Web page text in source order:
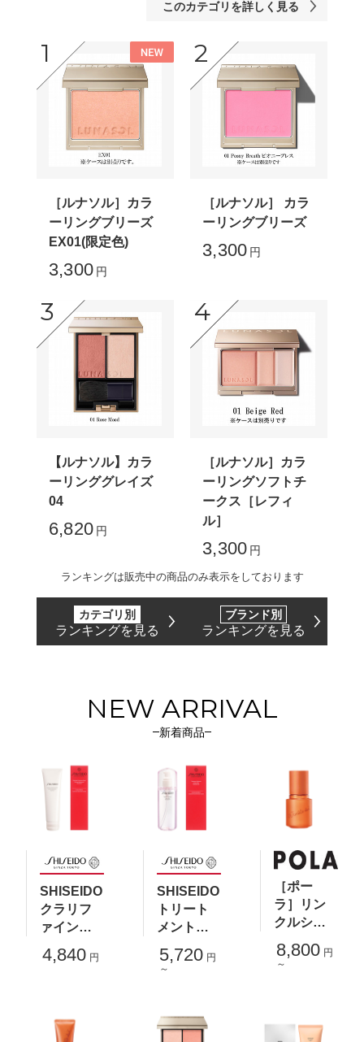
このカテゴリを詳しく見る
［ルナソル］カラ
ーリングブリーズ
EX01(限定色)
3,300 円
［ルナソル］ カラ
ーリングブリーズ
3,300 円
【ルナソル】カラ
ーリンググレイズ
04
6,820 円
［ルナソル］カラ
ーリングソフトチ
ークス［レフィ
ル］
3,300 円
ランキングは販売中の商品のみ表示をしております
カテゴリ別
ランキングを見る
ブランド別
ランキングを見る
NEW ARRIVAL
新着商品
SHISEIDO
クラリフ
ァイング
ングフォ
4,840 円
SHISEIDO
トリート
メントソ
5,720 円
～
［ポー
ラ］リン
クルショ
ション
8,800 円
～